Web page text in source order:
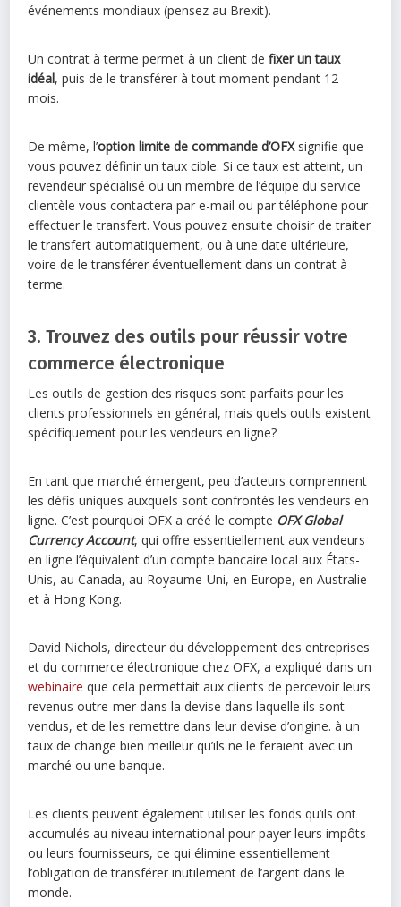
événements mondiaux (pensez au Brexit).
Un contrat à terme permet à un client defixer un taux
idéal, puis de le transférer à tout moment pendant 12
mois.
De même, l’option limite de commande d’OFXsignifie que
vous pouvez définir un taux cible. Si ce taux est atteint, un
revendeur spécialisé ou un membre de l’équipe du service
clientèle vous contactera par e-mail ou par téléphone pour
effectuer le transfert. Vous pouvez ensuite choisir de traiter
le transfert automatiquement, ou à une date ultérieure,
voire de le transférer éventuellement dans un contrat à
terme.
3. Trouvez des outils pour réussir votre
commerce électronique
Les outils de gestion des risques sont parfaits pour les
clients professionnels en général, mais quels outils existent
spécifiquement pour les vendeurs en ligne?
En tant que marché émergent, peu d’acteurs comprennent
les défis uniques auxquels sont confrontés les vendeurs en
ligne. C’est pourquoi OFX a créé le compte OFX Global
Currency Account, qui offre essentiellement aux vendeurs
en ligne l’équivalent d’un compte bancaire local aux États-
Unis, au Canada, au Royaume-Uni, en Europe, en Australie
et à Hong Kong.
David Nichols, directeur du développement des entreprises
et du commerce électronique chez OFX, a expliqué dans un
webinaire que cela permettait aux clients de percevoir leurs
revenus outre-mer dans la devise dans laquelle ils sont
vendus, et de les remettre dans leur devise d’origine. à un
taux de change bien meilleur qu’ils ne le feraient avec un
marché ou une banque.
Les clients peuvent également utiliser les fonds qu’ils ont
accumulés au niveau international pour payer leurs impôts
ou leurs fournisseurs, ce qui élimine essentiellement
l’obligation de transférer inutilement de l’argent dans le
monde.